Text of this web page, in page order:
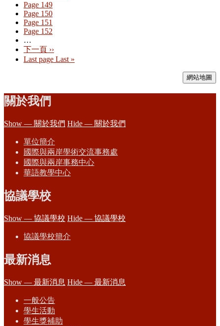
Page 149
Page 150
Page 151
Page 152
…
下一頁 ››
Last page Last »
網站地圖
關於我們
Show — 關於我們 Hide — 關於我們
單位簡介
國際與兩岸學術交流事務處
國際與兩岸事務中心
華語教學中心
協議學校
Show — 協議學校 Hide — 協議學校
協議學校簡介
最新消息
Show — 最新消息 Hide — 最新消息
一般公告
學生活動
學生獎補助